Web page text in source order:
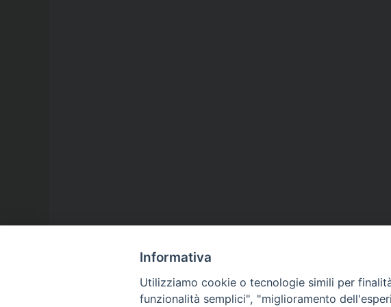
Informativa
Utilizziamo cookie o tecnologie simili per
funzionalità semplici", "miglioramento